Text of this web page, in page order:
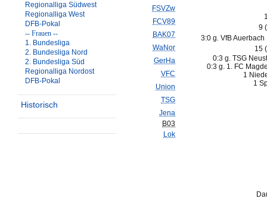
Regionalliga Südwest
Regionalliga West
DFB-Pokal
-- Frauen --
1. Bundesliga
2. Bundesliga Nord
2. Bundesliga Süd
Regionalliga Nordost
DFB-Pokal
Historisch
FSVZw
FCV89
BAK07
WaNor
GerHa
VFC
Union
TSG
Jena
B03
Lok
9
3:0 g. VfB Auerbach
15
0:3 g. TSG
0:3 g. 1. FC
1
1